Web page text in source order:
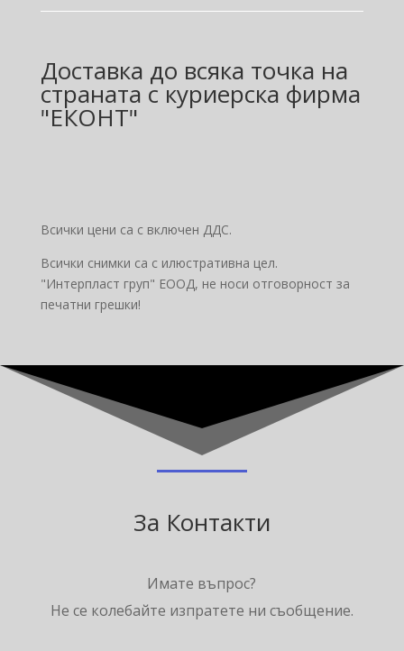
Доставка до всяка точка на
страната с куриерска фирма
"ЕКОНТ"
Всички цени са с включен ДДС.
Всички снимки са с илюстративна цел.
"Интерпласт груп" ЕООД, не носи отговорност за
печатни грешки!
За Контакти
Имате въпрос?
Не се колебайте изпратете ни съобщение.